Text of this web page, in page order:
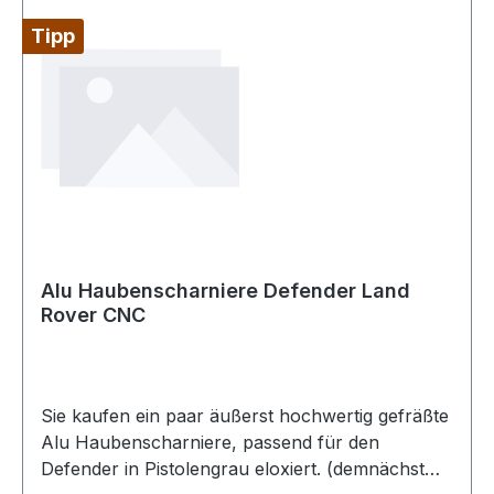
Tipp
Alu Haubenscharniere Defender Land
Rover CNC
Sie kaufen ein paar äußerst hochwertig gefräßte
Alu Haubenscharniere, passend für den
Defender in Pistolengrau eloxiert. (demnächst